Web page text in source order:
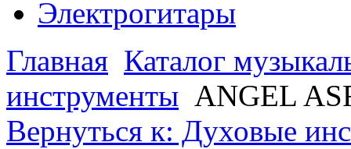
Электрогитары
Главная Каталог
инструменты ANGEL
Вернуться к: Духовые